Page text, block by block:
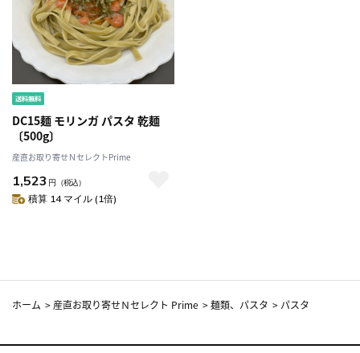
DC15麺 モリンガ パスタ 乾麺
〔500g〕
産直お取り寄せＮセレクトPrime
1,523 円 （税込）
積算 14 マイル (1倍)
ホーム > 産直お取り寄せＮセレクト Prime >麺類、パスタ > パスタ